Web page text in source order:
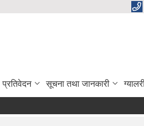
प्रतिवेदन सूचना तथा जानकारी